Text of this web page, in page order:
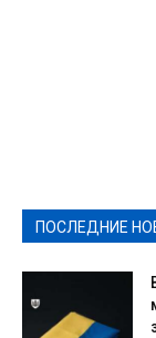
ПОСЛЕДНИЕ